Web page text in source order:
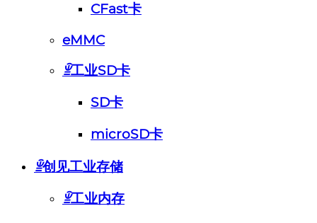
CFast卡
eMMC
ꁇ工业SD卡
SD卡
microSD卡
ꁇ创见工业存储
ꁇ工业内存